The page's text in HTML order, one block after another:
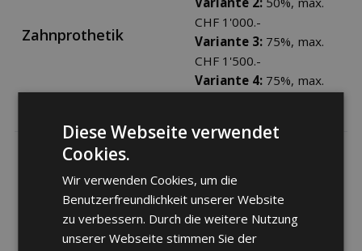
Zahnprothetik
CHF 1'000.-
Variante 3: 75%, max.
CHF 1'500.-
Variante 4: 75%, max.
Kieferorthopädie
Variante 2:
CHF 1'000.-
Variante 3:75%, max.
CHF 1'500.-
Diese Webseite verwendet
Cookies.
Wir verwenden Cookies, um die
Benutzerfreundlichkeit unserer Website
zu verbessern. Durch die weitere Nutzung
unserer Webseite stimmen Sie der